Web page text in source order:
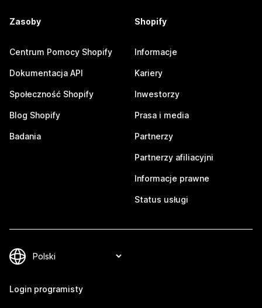
Zasoby
Centrum Pomocy Shopify
Dokumentacja API
Społeczność Shopify
Blog Shopify
Badania
Shopify
Informacje
Kariery
Inwestorzy
Prasa i media
Partnerzy
Partnerzy afiliacyjni
Informacje prawne
Status usługi
Login programisty